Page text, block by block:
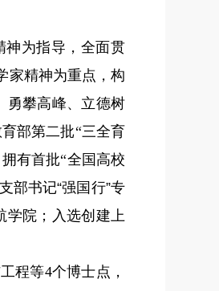
神为指导，全面贯
家精神为重点，构
勇攀高峰、立德树
部第二批“三全育
有首批“全国高校
部书记“强国行”专
学院；入选创建上
程等4个博士点，